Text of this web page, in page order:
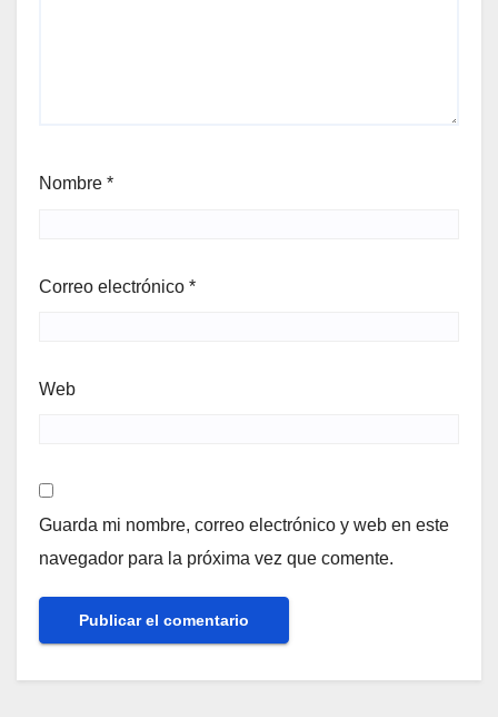
Nombre *
Correo electrónico *
Web
Guarda mi nombre, correo electrónico y web en este
navegador para la próxima vez que comente.